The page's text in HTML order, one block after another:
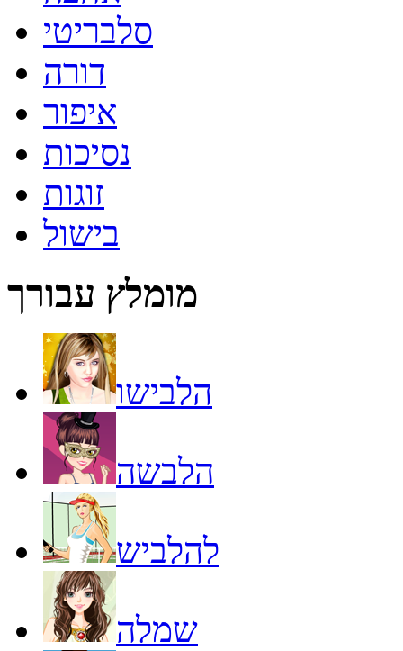
סלבריטי
דורה
איפור
נסיכות
זוגות
בישול
מומלץ עבורך
הלבישו
הלבשה
להלביש
שמלה